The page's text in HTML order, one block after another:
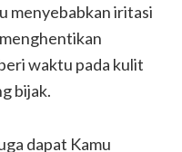
menyebabkan iritasi
waktu pada kulit
bijak.
dapat Kamu